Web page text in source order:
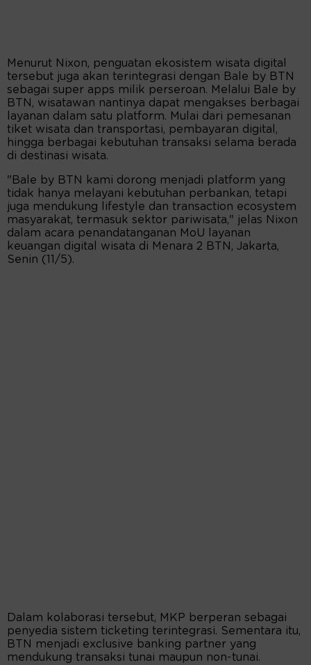
Menurut Nixon, penguatan ekosistem wisata digital
tersebut juga akan terintegrasi dengan Bale by BTN
sebagai super apps milik perseroan. Melalui Bale by
BTN, wisatawan nantinya dapat mengakses berbagai
layanan dalam satu platform. Mulai dari pemesanan
tiket wisata dan transportasi, pembayaran digital,
hingga berbagai kebutuhan transaksi selama berada
di destinasi wisata.
"Bale by BTN kami dorong menjadi platform yang
tidak hanya melayani kebutuhan perbankan, tetapi
juga mendukung lifestyle dan transaction ecosystem
masyarakat, termasuk sektor pariwisata," jelas Nixon
dalam acara penandatanganan MoU layanan
keuangan digital wisata di Menara 2 BTN, Jakarta,
Senin (11/5).
Dalam kolaborasi tersebut, MKP berperan sebagai
penyedia sistem ticketing terintegrasi. Sementara itu,
BTN menjadi exclusive banking partner yang
mendukung transaksi tunai maupun non-tunai.